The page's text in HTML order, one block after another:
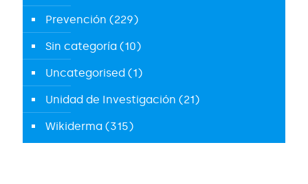
Prevención (229)
Sin categoría (10)
Uncategorised (1)
Unidad de Investigación (21)
Wikiderma (315)